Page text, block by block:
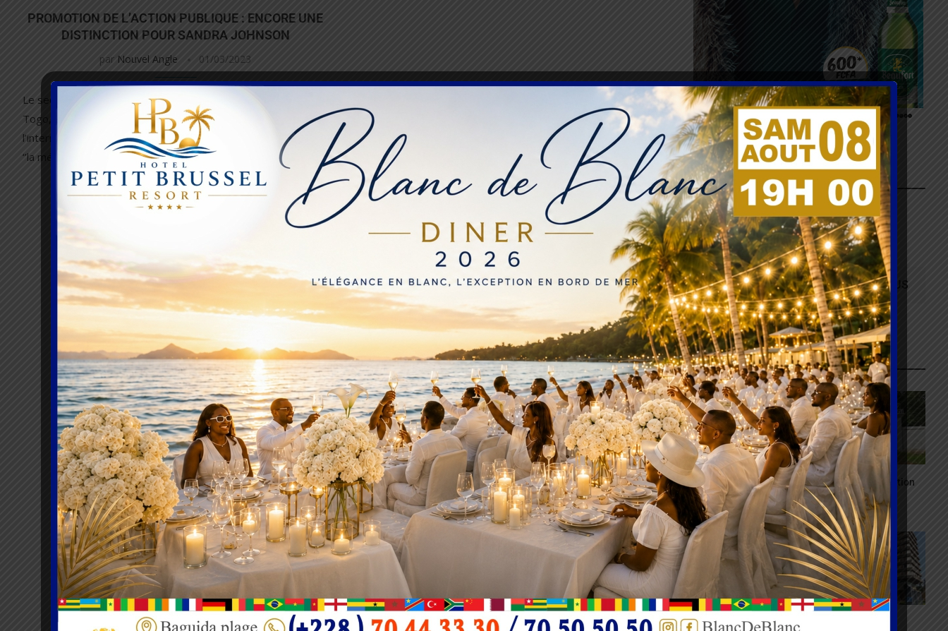
PROMOTION DE L’ACTION PUBLIQUE : ENCORE UNE
DISTINCTION POUR SANDRA JOHNSON
par Nouvel Angle 01/03/2023
Le secrétaire général de la présidence de la République du
Togo, sandra Ablamba Johnson est de nouveau honorée à
l’international. Il lui a été décerné le 17 février dernier à Paris,
‘’la médaille d’or ‘’ de la Ligue universelle du …
NOUS SUIVRE SUR FACEBOOK
ABONNEZ-VOUS
ARTICLES RECENTS
GVA devient Canal+
Telecom Africa
06/08/2026
Agbogboza : L’ édition
2026 annulée
05/08/2026
Togo : 160 écoles